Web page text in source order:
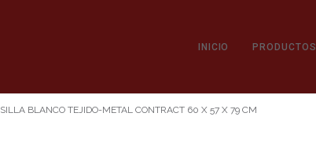
INICIO PRODUCTOS
SILLA BLANCO TEJIDO-METAL CONTRACT 60 X 57 X 79 CM